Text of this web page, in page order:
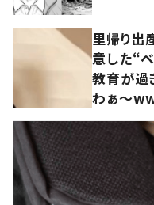
里帰り出
意した“
教育が過
わぁ～ww